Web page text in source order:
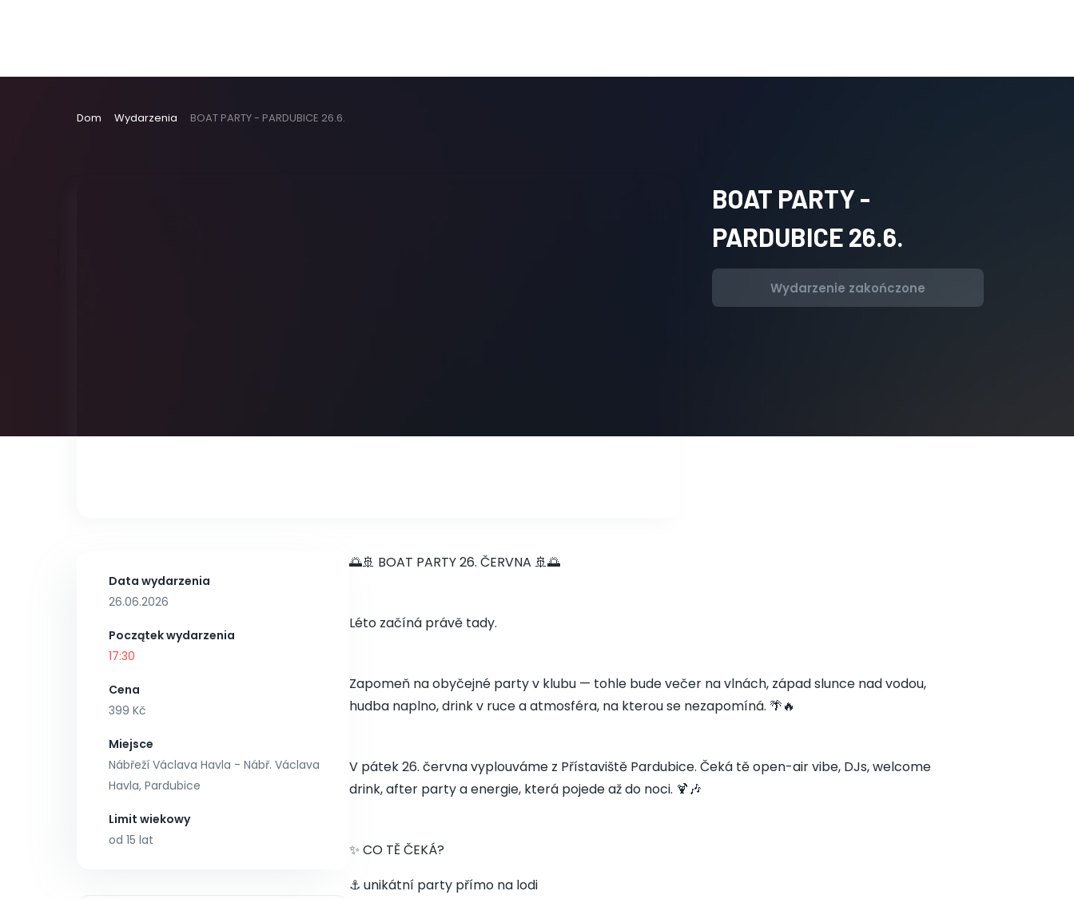
Dom Wydarzenia BOAT PARTY - PARDUBICE 26.6.
BOAT PARTY -
PARDUBICE 26.6.
Wydarzenie zakończone
Data wydarzenia
26.06.2026
Początek wydarzenia
17:30
Cena
399 Kč
Miejsce
Nábřeží Václava Havla - Nábř. Václava
Havla, Pardubice
Limit wiekowy
od 15 lat
🌅🚢 BOAT PARTY 26. ČERVNA 🚢🌅
Léto začíná právě tady.
Zapomeň na obyčejné party v klubu — tohle bude večer na vlnách, západ slunce nad vodou,
hudba naplno, drink v ruce a atmosféra, na kterou se nezapomíná. 🌴🔥
V pátek 26. června vyplouváme z Přístaviště Pardubice. Čeká tě open-air vibe, DJs, welcome
drink, after party a energie, která pojede až do noci. 🍹🎶
✨ CO TĚ ČEKÁ?
⚓ unikátní party přímo na lodi